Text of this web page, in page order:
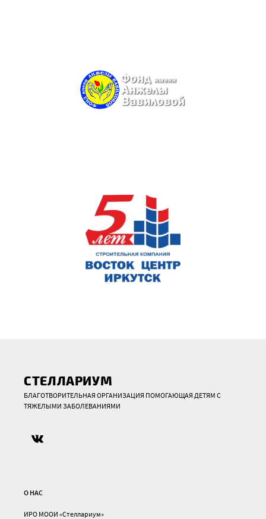
СТЕЛЛАРИУМ
БЛАГОТВОРИТЕЛЬНАЯ ОРГАНИЗАЦИЯ ПОМОГАЮЩАЯ ДЕТЯМ С
ТЯЖЕЛЫМИ ЗАБОЛЕВАНИЯМИ
О НАС
ИРО МООИ «Стеллариум»